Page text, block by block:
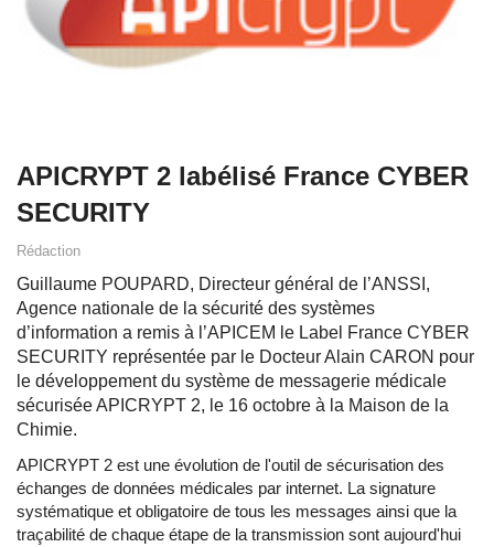
APICRYPT 2 labélisé France CYBER
SECURITY
Rédaction
Guillaume POUPARD, Directeur général de l’ANSSI,
Agence nationale de la sécurité des systèmes
d’information a remis à l’APICEM le Label France CYBER
SECURITY représentée par le Docteur Alain CARON pour
le développement du système de messagerie médicale
sécurisée APICRYPT 2, le 16 octobre à la Maison de la
Chimie.
APICRYPT 2 est une évolution de l'outil de sécurisation des
échanges de données médicales par internet. La signature
systématique et obligatoire de tous les messages ainsi que la
traçabilité de chaque étape de la transmission sont aujourd'hui